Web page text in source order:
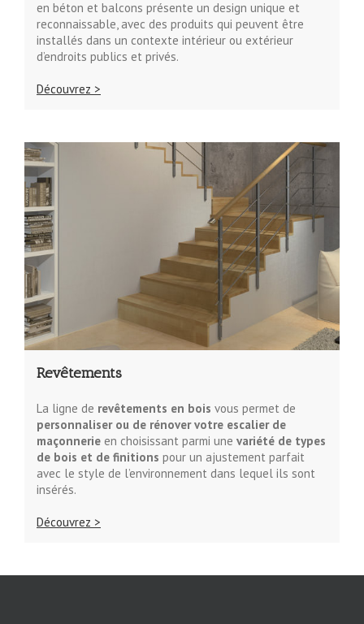
en béton et balcons présente un design unique et
reconnaissable, avec des produits qui peuvent être
installés dans un contexte intérieur ou extérieur
d’endroits publics et privés.
Découvrez >
Revêtements
La ligne de revêtements en bois vous permet de
personnaliser ou de rénover votre escalier de
maçonnerie en choisissant parmi une variété de types
de bois et de finitions pour un ajustement parfait
avec le style de l’environnement dans lequel ils sont
insérés.
Découvrez >